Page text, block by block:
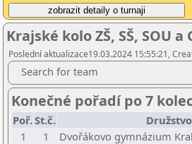
Krajské kolo ZŠ, SŠ, SOU
Poslední aktualizace19.03.2024 15:55:21,
Search for team
Konečné pořadí po 7
Poř.St.č. Družstvo
1
1 Dvořákovo gymnázium